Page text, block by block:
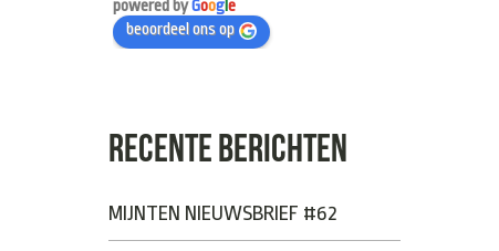
powered byGoogle
beoordeel ons op
RECENTE BERICHTEN
MIJNTEN NIEUWSBRIEF #62